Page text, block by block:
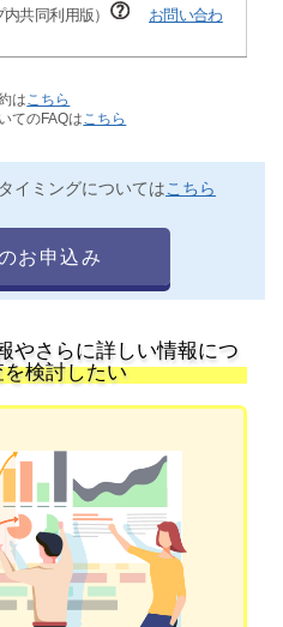
内共同利用版）
お問い合わ
は こちら
てのFAQは こちら
イミングについてはこちら
お申込み
やさらに詳しい情報につ
検討したい